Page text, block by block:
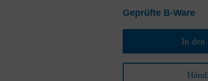
Geprüfte B-Ware
In den